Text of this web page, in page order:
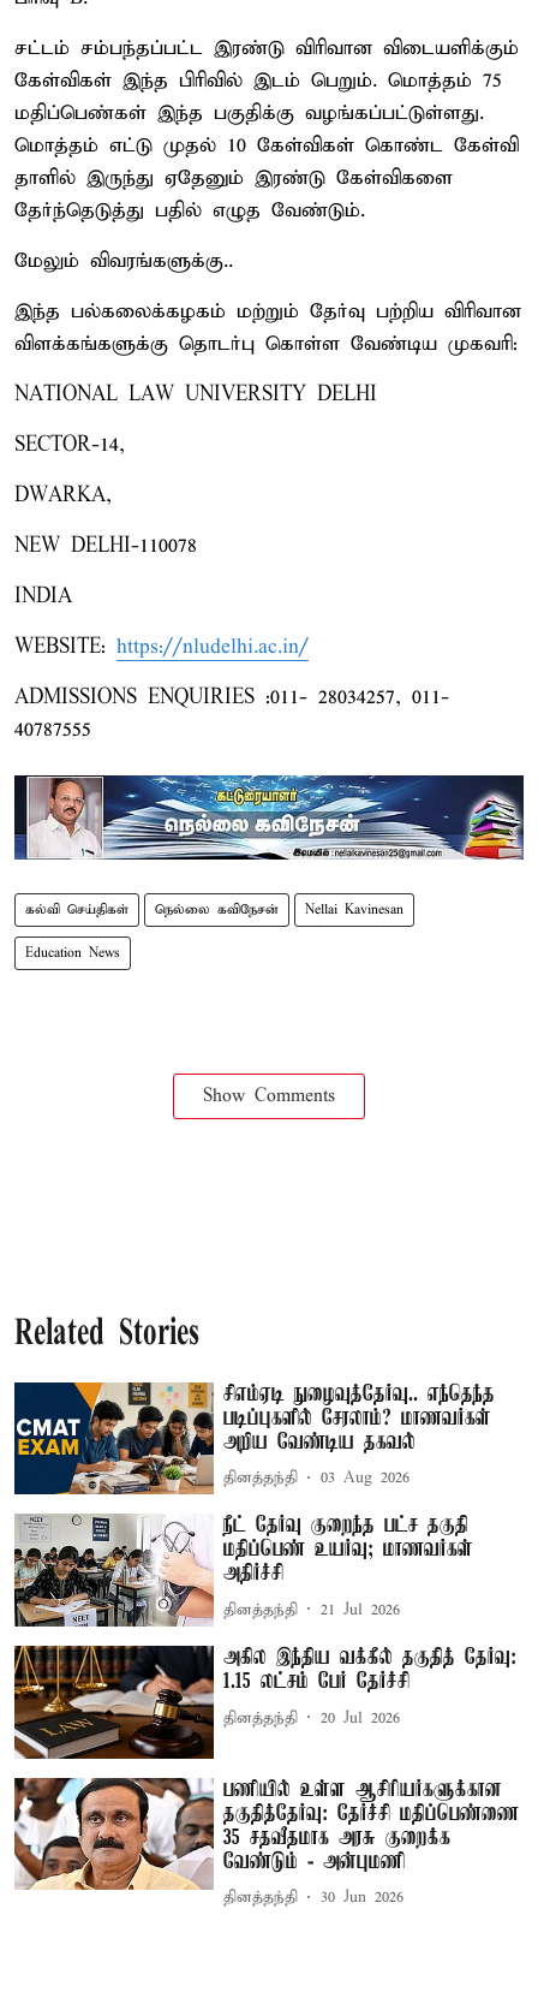
சட்டம் சம்பந்தப்பட்ட இரண்டு விரிவான விடையளிக்கும்
கேள்விகள் இந்த பிரிவில் இடம் பெறும். மொத்தம் 75
மதிப்பெண்கள் இந்த பகுதிக்கு வழங்கப்பட்டுள்ளது.
மொத்தம் எட்டு முதல் 10 கேள்விகள் கொண்ட கேள்வி
தாளில் இருந்து ஏதேனும் இரண்டு கேள்விகளை
தேர்ந்தெடுத்து பதில் எழுத வேண்டும்.
மேலும் விவரங்களுக்கு..
இந்த பல்கலைக்கழகம் மற்றும் தேர்வு பற்றிய விரிவான
விளக்கங்களுக்கு தொடர்பு கொள்ள வேண்டிய முகவரி:
NATIONAL LAW UNIVERSITY DELHI
SECTOR-14,
DWARKA,
NEW DELHI-110078
INDIA
WEBSITE: https://nludelhi.ac.in/
ADMISSIONS ENQUIRIES :011- 28034257, 011-
40787555
கல்வி செய்திகள் நெல்லை கவிநேசன் Nellai Kavinesan
Education News
Show Comments
Related Stories
சிஎம்ஏடி நுழைவுத்தேர்வு.. எந்தெந்த
படிப்புகளில் சேரலாம்? மாணவர்கள்
அறிய வேண்டிய தகவல்
தினத்தந்தி 03 Aug 2026
நீட் தேர்வு குறைந்த பட்ச தகுதி
மதிப்பெண் உயர்வு; மாணவர்கள்
அதிர்ச்சி
தினத்தந்தி 21 Jul 2026
அகில இந்திய வக்கீல் தகுதித் தேர்வு:
1.15 லட்சம் பேர் தேர்ச்சி
தினத்தந்தி 20 Jul 2026
பணியில் உள்ள ஆசிரியர்களுக்கான
தகுதித்தேர்வு: தேர்ச்சி மதிப்பெண்ணை
35 சதவீதமாக அரசு குறைக்க
வேண்டும் - அன்புமணி
தினத்தந்தி 30 Jun 2026